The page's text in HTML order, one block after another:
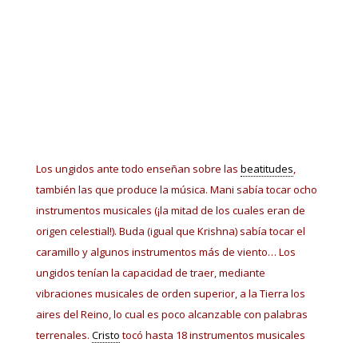
Los ungidos ante todo enseñan sobre las beatitudes,
también las que produce la música. Mani sabía tocar ocho
instrumentos musicales (¡la mitad de los cuales eran de
origen celestial!). Buda (igual que Krishna) sabía tocar el
caramillo y algunos instrumentos más de viento… Los
ungidos tenían la capacidad de traer, mediante
vibraciones musicales de orden superior, a la Tierra los
aires del Reino, lo cual es poco alcanzable con palabras
terrenales. Cristo tocó hasta 18 instrumentos musicales